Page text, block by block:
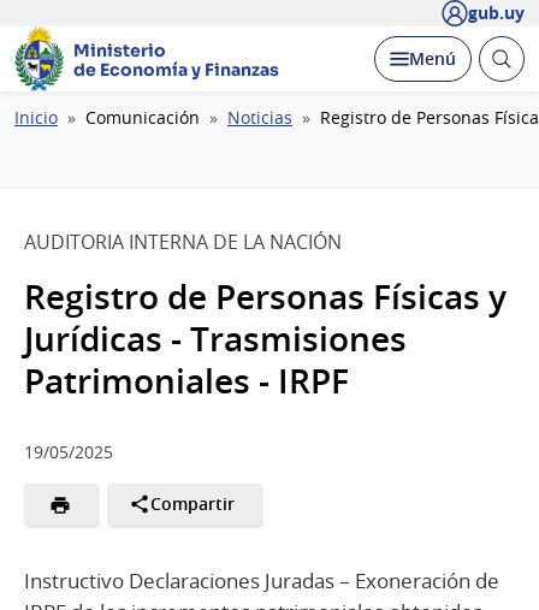
gub.uy
Ministerio
de Economía y Finanzas
Desplegar
Menú Abrir
Ruta
Inicio Comunicación Noticias Registro de Personas
AUDITORIA INTERNA DE LA NACIÓN
Registro de Personas Físicas y
Jurídicas - Trasmisiones
Patrimoniales - IRPF
19/05/2025
Compartir
Instructivo Declaraciones Juradas – Exoneración de